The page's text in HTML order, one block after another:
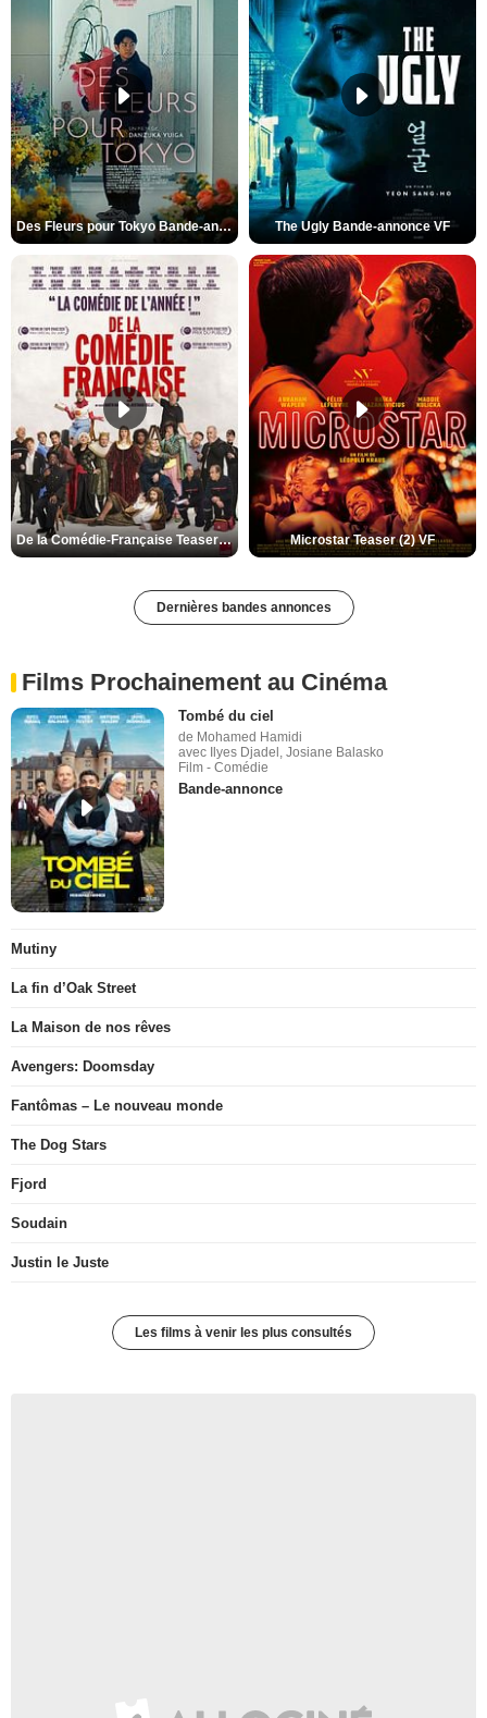
Des Fleurs pour Tokyo Bande-annonce VO STFR The Ugly Bande-annonce VF
De la Comédie-Française Teaser (3) VF Microstar Teaser (2) VF
Dernières bandes annonces
Films Prochainement au Cinéma
Tombé du ciel
de Mohamed Hamidi
avec Ilyes Djadel, Josiane Balasko
Film - Comédie
Bande-annonce
Mutiny
La fin d’Oak Street
La Maison de nos rêves
Avengers: Doomsday
Fantômas – Le nouveau monde
The Dog Stars
Fjord
Soudain
Justin le Juste
Les films à venir les plus consultés